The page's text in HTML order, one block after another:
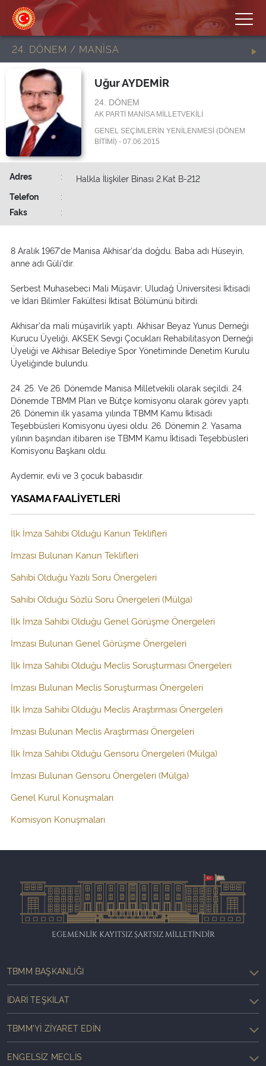
24. DÖNEM / MANİSA
Uğur AYDEMİR
24. DÖNEM
AK PARTİ MANİSA MİLLETVEKİLİ
GENEL SEÇİMLERİN YENİLENMESİ (DÖNEM
BİTİMİ) - 07.06.2015
Adres :
Halkla İlişkiler Binası 2.Kat B-212
Telefon
:
Faks
:
8 Aralık 1967'de Manisa Akhisar'da doğdu. Baba adı Hüseyin,
anne adı Güli'dir.
Serbest Muhasebeci Mali Müşavir; Uludağ Üniversitesi İktisadi
ve İdari Bilimler Fakültesi İktisat Bölümünü bitirdi.
Akhisar'da mali müşavirlik yaptı. Akhisar Beyaz Yunus Derneği
Kurucu Üyeliği, AKSEK Sevgi Çocukları Rehabilitasyon Derneği
Üyeliği ve Akhisar Belediye Spor Yönetiminde Denetim Kurulu
Üyeliğinde bulundu.
24. 25. Ve 26. Dönemde Manisa Milletvekili olarak seçildi. 24.
Dönemde TBMM Plan ve Bütçe komisyonu olarak görev yaptı.
26. Dönemin ilk yasama yılında TBMM Kamu İktisadi
Teşebbüsleri Komisyonu üyesi oldu. 26. Dönemin 2. Yasama
yılının başından itibaren ise TBMM Kamu İktisadi Teşebbüsleri
Komisyonu Başkanı oldu.
Aydemir, evli ve 3 çocuk babasıdır.
YASAMA FAALİYETLERİ
İlk İmza Sahibi Olduğu Kanun Teklifleri
İmzası Bulunan Kanun Teklifleri
Sahibi Olduğu Yazılı Soru Önergeleri
Sahibi Olduğu Sözlü Soru Önergeleri (Mülga)
İlk İmza Sahibi Olduğu Genel Görüşme Önergeleri
İmzası Bulunan Genel Görüşme Önergeleri
İlk İmza Sahibi Olduğu Meclis Soruşturması Önergeleri
İmzası Bulunan Meclis Soruşturması Önergeleri
İlk İmza Sahibi Olduğu Meclis Araştırması Önergeleri
İmzası Bulunan Meclis Araştırması Önergeleri
İlk İmza Sahibi Olduğu Gensoru Önergeleri (Mülga)
İmzası Bulunan Gensoru Önergeleri (Mülga)
Genel Kurul Konuşmaları
Komisyon Konuşmaları
EGEMENLİK KAYITSIZ ŞARTSIZ MİLLETİNDİR
TBMM BAŞKANLIĞI
İDARI TEŞKILAT
TBMM'YI ZIYARET EDIN
ENGELSIZ MECLIS